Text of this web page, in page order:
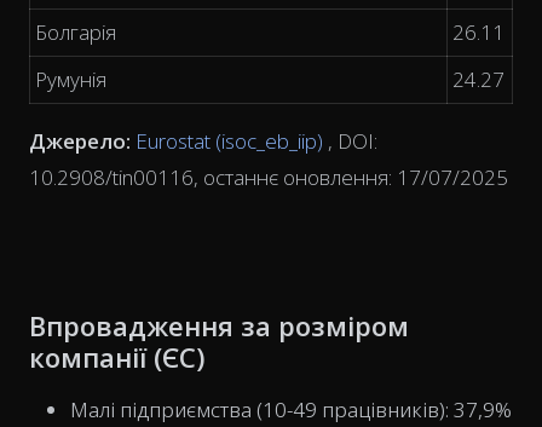
Болгарія
26.11
Румунія
24.27
Джерело: Eurostat (isoc_eb_iip) , DOI:
10.2908/tin00116, останнє оновлення: 17/07/2025
Впровадження за розміром
компанії (ЄС)
Малі підприємства (10-49 працівників): 37,9%